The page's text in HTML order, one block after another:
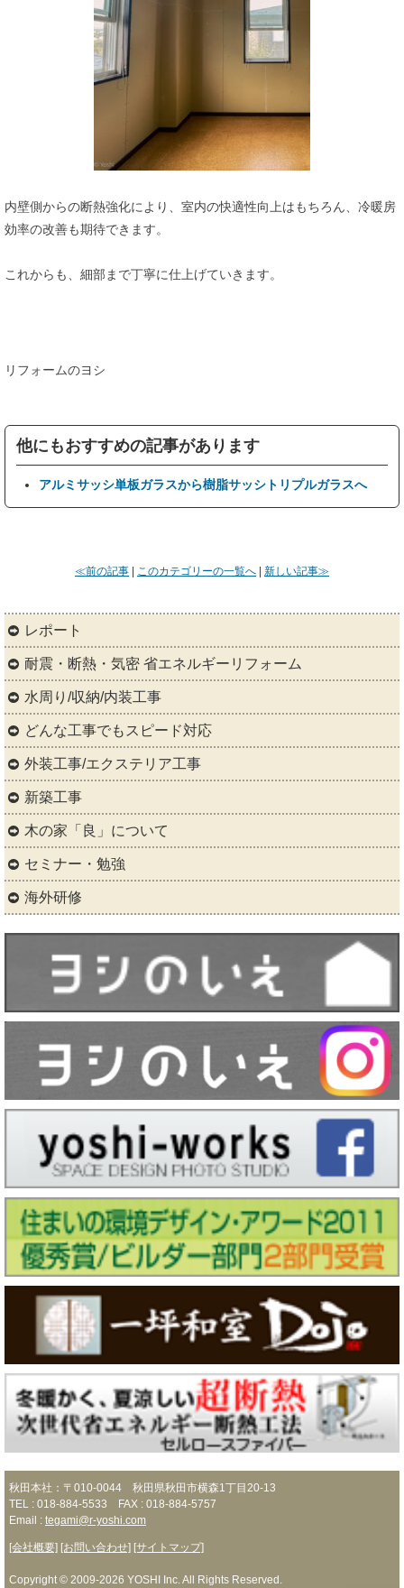
内壁側からの断熱強化により、室内の快適性向上はもちろん、冷暖房
効率の改善も期待できます。
これからも、細部まで丁寧に仕上げていきます。
リフォームのヨシ
他にもおすすめの記事があります
アルミサッシ単板ガラスから樹脂サッシトリプルガラスへ
≪前の記事 このカテゴリーの一覧へ 新しい記事≫
レポート
耐震・断熱・気密 省エネルギーリフォーム
水周り/収納/内装工事
どんな工事でもスピード対応
外装工事/エクステリア工事
新築工事
木の家「良」について
セミナー・勉強
海外研修
秋田本社：〒010-0044 秋田県秋田市横森1丁目20-13
TEL : 018-884-5533 FAX : 018-884-5757
Email : tegami@r-yoshi.com
[会社概要] [お問い合わせ] [サイトマップ]
Copyright © 2009-2026 YOSHI Inc. All Rights Reserved.